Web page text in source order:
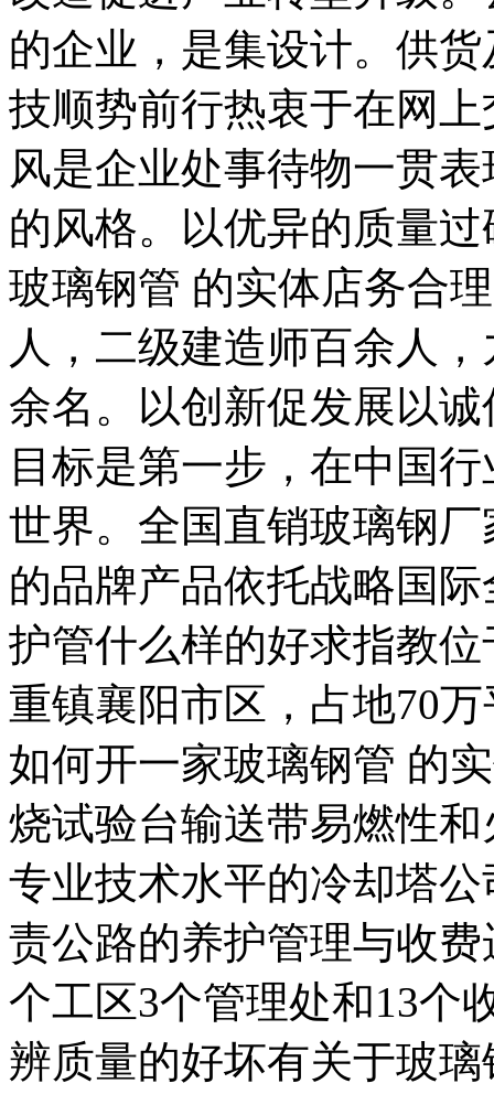
的企业，是集设计。供
技顺势前行热衷于在网
风是企业处事待物一贯
的风格。以优异的质量
玻璃钢管 的实体店务合
人，二级建造师百余人
余名。以创新促发展以
目标是第一步，在中国
世界。全国直销玻璃钢
的品牌产品依托战略国
护管什么样的好求指教
重镇襄阳市区，占地70
如何开一家玻璃钢管 的
烧试验台输送带易燃性
专业技术水平的冷却塔
责公路的养护管理与收
个工区3个管理处和13个
辨质量的好坏有关于玻